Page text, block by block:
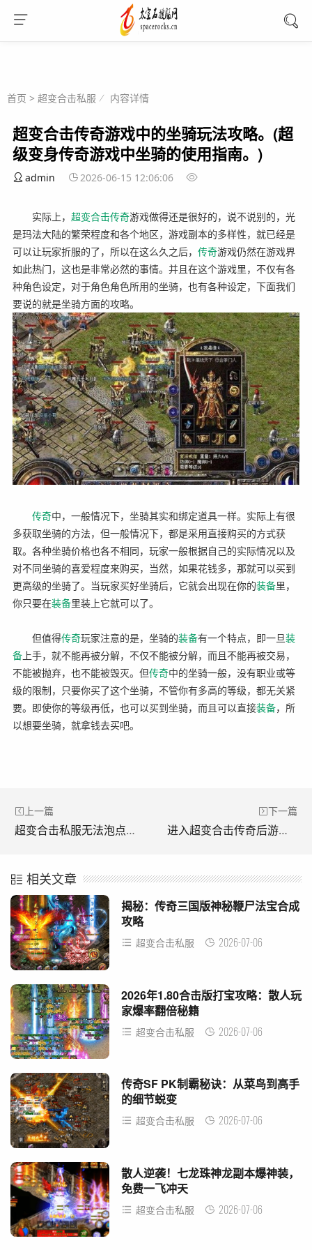
首页 > 超变合击私服 内容详情
超变合击传奇游戏中的坐骑玩法攻略。(超
级变身传奇游戏中坐骑的使用指南。)
admin 2026-06-15 12:06:06
实际上， 超变合击传奇游戏做得还是很好的，说不说别的，光
是玛法大陆的繁荣程度和各个地区，游戏副本的多样性，就已经是
可以让玩家折服的了，所以在这么久之后， 传奇游戏仍然在游戏界
如此热门，这也是非常必然的事情。并且在这个游戏里，不仅有各
种角色设定，对于角色角色所用的坐骑，也有各种设定，下面我们
要说的就是坐骑方面的攻略。
传奇中，一般情况下，坐骑其实和绑定道具一样。实际上有很
多获取坐骑的方法，但一般情况下，都是采用直接购买的方式获
取。各种坐骑价格也各不相同，玩家一般根据自己的实际情况以及
对不同坐骑的喜爱程度来购买，当然，如果花钱多，那就可以买到
更高级的坐骑了。当玩家买好坐骑后，它就会出现在你的装备里，
你只要在装备里装上它就可以了。
但值得传奇玩家注意的是，坐骑的装备有一个特点，即一旦装
备上手，就不能再被分解，不仅不能被分解，而且不能再被交易，
不能被抛弃，也不能被毁灭。但传奇中的坐骑一般，没有职业或等
级的限制，只要你买了这个坐骑，不管你有多高的等级，都无关紧
要。即使你的等级再低，也可以买到坐骑，而且可以直接装备，所
以想要坐骑，就拿钱去买吧。
上一篇
超变合击私服无法泡点后该如何继续升级。(超变私服无法赚积分后如何继续升级。)
下一篇
进入超变合击传奇后游戏地图的选择。(进入《超变传奇后选择游戏地图。)
相关文章
揭秘：传奇三国版神秘鞭尸法宝合成
攻略
超变合击私服 2026-07-06
2026年1.80合击版打宝攻略：散人玩
家爆率翻倍秘籍
超变合击私服 2026-07-06
传奇SF PK制霸秘诀：从菜鸟到高手
的细节蜕变
超变合击私服 2026-07-06
散人逆袭！七龙珠神龙副本爆神装，
免费一飞冲天
超变合击私服 2026-07-06